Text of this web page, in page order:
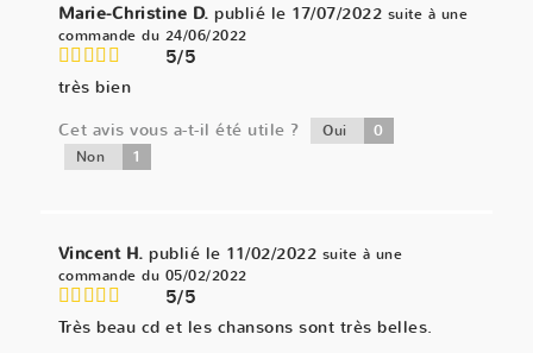
Marie-Christine D.publié le 17/07/2022 suite à une
commande du 24/06/2022
5/5
très bien
Cet avis vous a-t-il été utile ?
Oui 0
Non 1
Vincent H.publié le 11/02/2022 suite à une
commande du 05/02/2022
5/5
Très beau cd et les chansons sont très belles.